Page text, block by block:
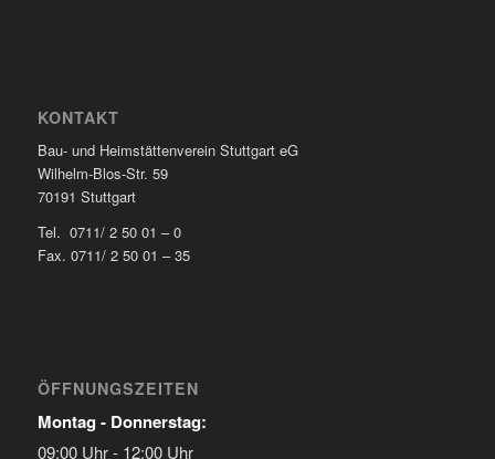
KONTAKT
Bau- und Heimstättenverein Stuttgart eG
Wilhelm-Blos-Str. 59
70191 Stuttgart
Tel. 0711/ 2 50 01 – 0
Fax. 0711/ 2 50 01 – 35
ÖFFNUNGSZEITEN
Montag - Donnerstag:
09:00 Uhr - 12:00 Uhr